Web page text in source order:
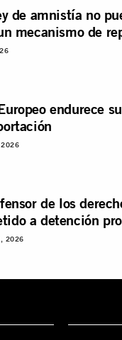
de amnistía no
mecanismo de
endurece
2026
de los
a detención
2026